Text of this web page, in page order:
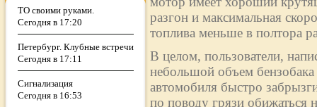
ТО своими руками.
Сегодня в 17:20
Петербург. Клубные встречи
Сегодня в 17:11
Сигнализация
Сегодня в 16:53
разгон и максимальная
топлива меньше в полтора
В целом, пользователи,
небольшой объем бензобака
автомобиля быстро
по поводу грязи обижаться